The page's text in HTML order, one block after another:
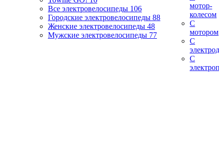
Все электровелосипеды 106
Городские электровелосипеды 88
Женские электровелосипеды 48
Мужские электровелосипеды 77
мотор-
колесом
С
мотором
С
С